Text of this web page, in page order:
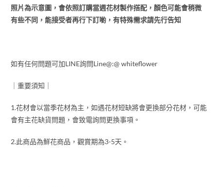
照片為示意圖，會依照訂購當週花材製作搭配，顏色可能會稍微
有些不同，能接受者再行下訂喲，有特殊需求請先行告知
如有任何問題可加LINE詢問Line@:@ whiteflower
｜重要須知｜
1.花材會以當季花材為主，如遇花材短缺將會更換部分花材，可能
會有主花缺貨問題，會致電詢問更換事項。
2.此商品為鮮花商品，觀賞期為3-5天。